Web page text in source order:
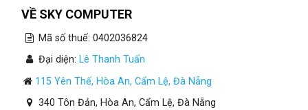
Bao
VỀ SKY COMPUTER
Mã số thuế: 0402036824
Đại diện: Lê Thanh Tuấn
115 Yên Thế, Hòa An, Cẩm Lệ, Đà Nẵng
340 Tôn Đản, Hòa An, Cẩm Lệ, Đà Nẵng